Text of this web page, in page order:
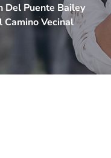
Del Puente Bailey
Camino Vecinal